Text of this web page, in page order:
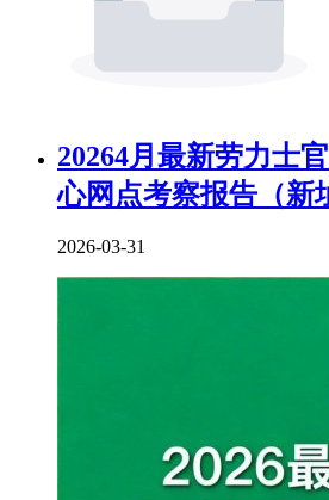
20264月最新劳力士
心网点考察报告（新
2026-03-31